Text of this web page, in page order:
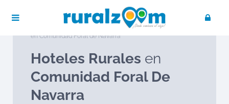
Hoteles rurales en España
Hoteles rurales
en Comunidad Foral de Navarra
Hoteles Rurales en
Comunidad Foral De
Navarra